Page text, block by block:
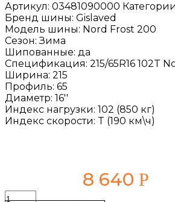
Артикул: 03481090000
Бренд шины: Gislaved
Модель шины: Nord Frost 200
Сезон:Зима
Шипованные: да
Спецификация: 215/65R16 102T
Ширина: 215
Профиль: 65
Диаметр: 16''
Индекс нагрузки: 102 (850 кг)
Индекс скорости: T (190 км\ч)
8 640 Р
Количество